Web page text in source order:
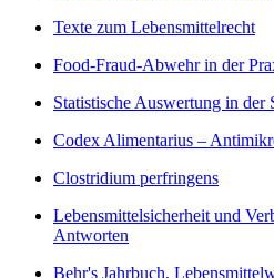
Texte zum Lebensmittelrecht
Food-Fraud-Abwehr in der
Statistische Auswertung in der
Codex Alimentarius –
Clostridium perfringens
Lebensmittelsicherheit und
Antworten
Behr's Jahrbuch,